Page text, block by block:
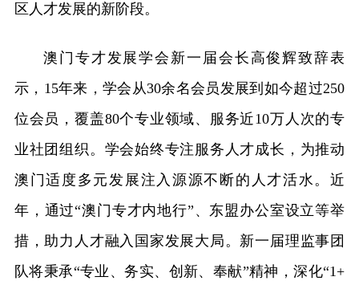
区人才发展的新阶段。
澳门专才发展学会新一届会长高俊辉致辞表
示，15年来，学会从30余名会员发展到如今超过250
位会员，覆盖80个专业领域、服务近10万人次的专
业社团组织。学会始终专注服务人才成长，为推动
澳门适度多元发展注入源源不断的人才活水。近
年，通过“澳门专才内地行”、东盟办公室设立等举
措，助力人才融入国家发展大局。新一届理监事团
队将秉承“专业、务实、创新、奉献”精神，深化“1+